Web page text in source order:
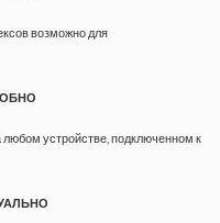
возможно для
устройстве, подключенном к
ведомости
Информационный